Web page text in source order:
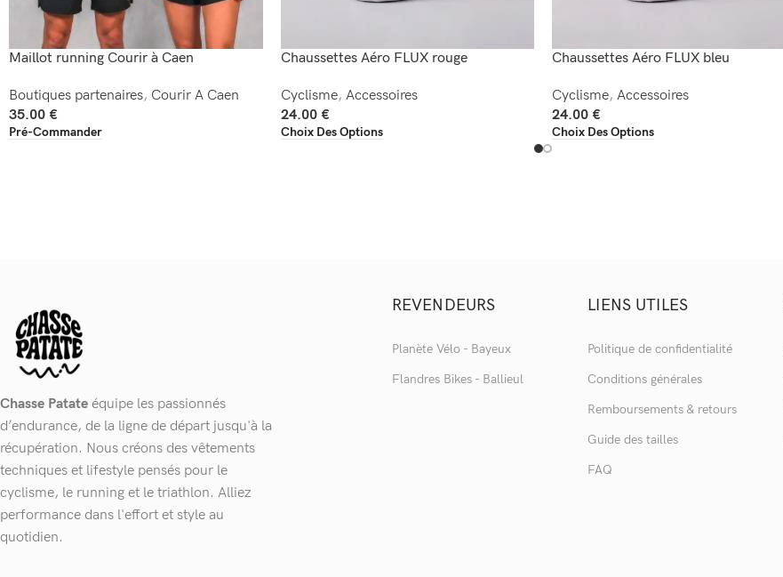
Maillot running Courir à Caen
Boutiques partenaires, Courir A Caen
35.00 €
Pré-Commander
Chaussettes Aéro FLUX rouge
Cyclisme, Accessoires
24.00 €
Choix Des Options
Chaussettes Aéro FLUX bleu
Cyclisme, Accessoires
24.00 €
Choix Des Options
Chasse Patate équipe les passionnés
d’endurance, de la ligne de départ jusqu'à la
récupération. Nous créons des vêtements
techniques et lifestyle pensés pour le
cyclisme, le running et le triathlon. Alliez
performance dans l'effort et style au
quotidien.
REVENDEURS
Planète Vélo - Bayeux
Flandres Bikes - Ballieul
LIENS UTILES
Politique de confidentialité
Conditions générales
Remboursements & retours
Guide des tailles
FAQ